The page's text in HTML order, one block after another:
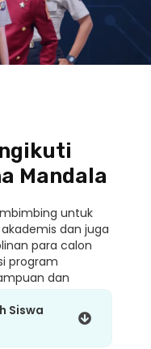
Mandala
untuk
dan juga
para calon
program
dan
Siswa